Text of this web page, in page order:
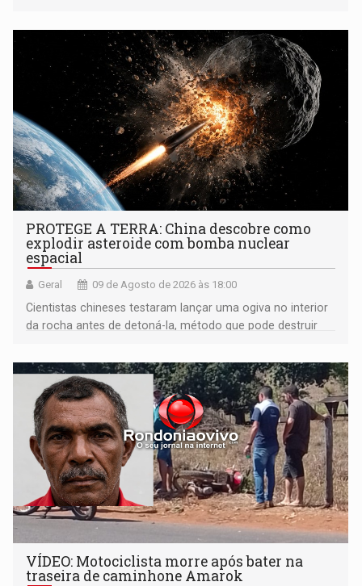
PROTEGE A TERRA: China descobre como
explodir asteroide com bomba nuclear
espacial
Geral 09 de Agosto de 2026 às 18:00
Cientistas chineses testaram lançar uma ogiva no interior
da rocha antes de detoná-la, método que pode destruir
VÍDEO: Motociclista morre após bater na
traseira de caminhone Amarok